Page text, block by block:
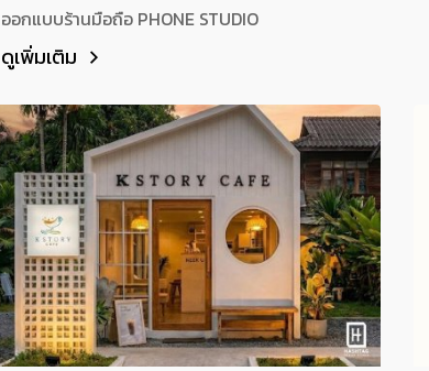
ออกแบบร้านมือถือ PHONE STUDIO
ดูเพิ่มเติม